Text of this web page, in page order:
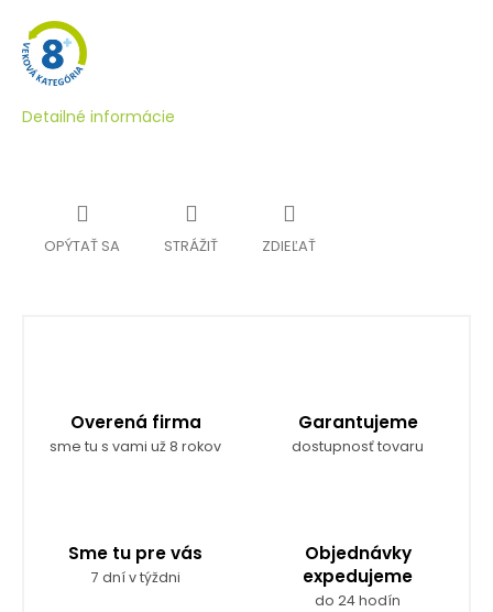
Detailné informácie
OPÝTAŤ SA STRÁŽIŤ ZDIEĽAŤ
Overená firma
sme tu s vami už 8 rokov
Garantujeme
dostupnosť tovaru
Sme tu pre vás
7 dní v týždni
Objednávky
expedujeme
do 24 hodín